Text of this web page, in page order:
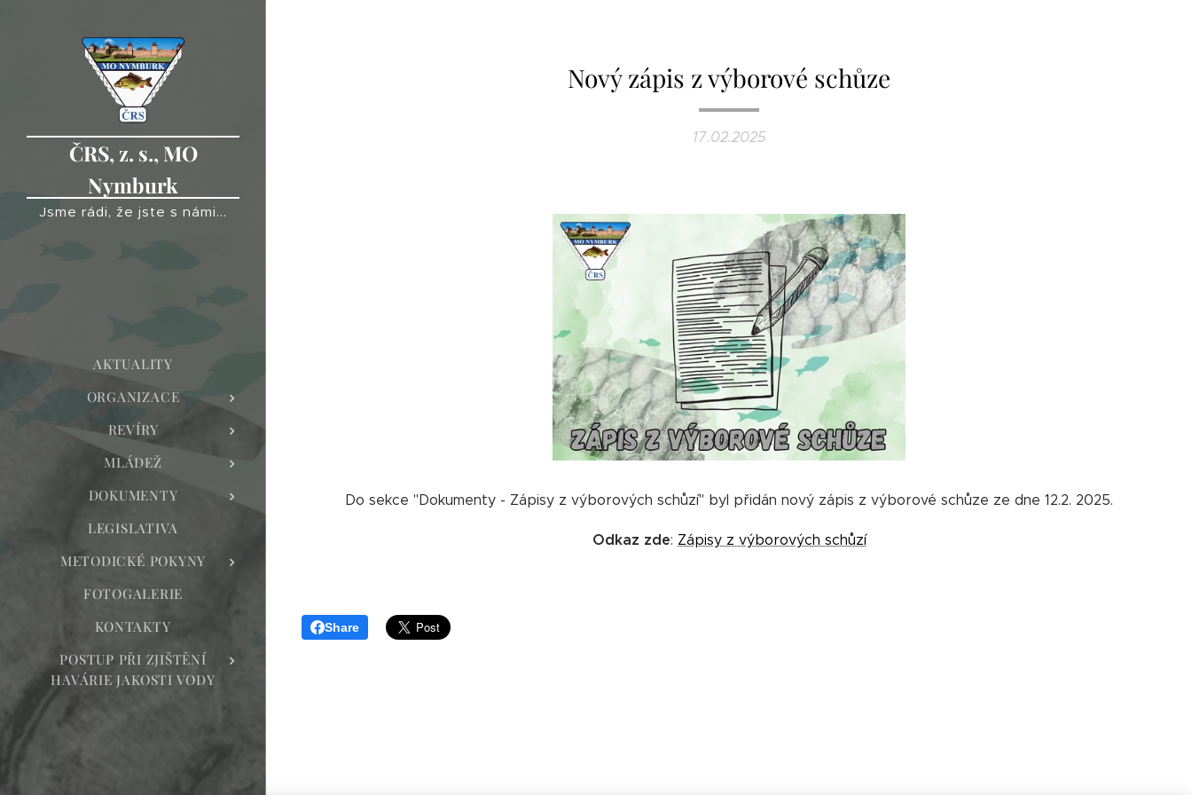
ČRS, z. s., MO
Nymburk
Jsme rádi, že jste s námi...
AKTUALITY
ORGANIZACE
REVÍRY
MLÁDEŽ
DOKUMENTY
LEGISLATIVA
METODICKÉ POKYNY
FOTOGALERIE
KONTAKTY
POSTUP PŘI ZJIŠTĚNÍ
HAVÁRIE JAKOSTI VODY
Nový zápis z výborové schůze
17.02.2025
Do sekce "Dokumenty - Zápisy z výborových schůzí" byl přidán nový zápis z výborové schůze ze dne 12.2. 2025.
Odkaz zde: Zápisy z výborových schůzí
Share